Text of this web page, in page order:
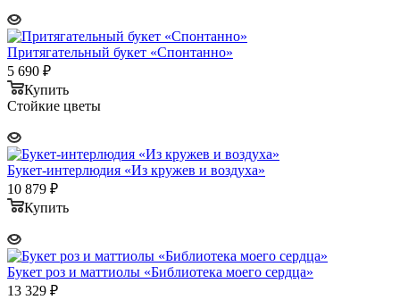
Притягательный букет «Спонтанно»
5 690 ₽
Купить
Стойкие цветы
Букет-интерлюдия «Из кружев и воздуха»
10 879 ₽
Купить
Букет роз и маттиолы «Библиотека моего сердца»
13 329 ₽